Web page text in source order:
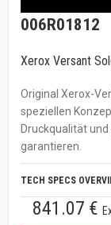
006R01812
Xerox Versant
Original Xerox-
speziellen
Druckqualität
garantieren.
TECH SPECS
841.07 €